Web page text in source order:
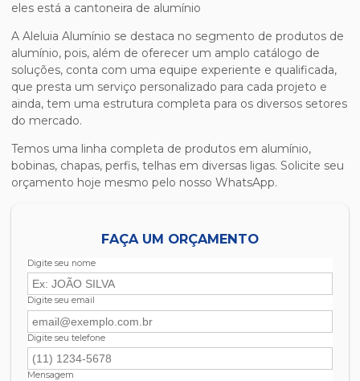
eles está a cantoneira de alumínio
A Aleluia Alumínio se destaca no segmento de produtos de
alumínio, pois, além de oferecer um amplo catálogo de
soluções, conta com uma equipe experiente e qualificada,
que presta um serviço personalizado para cada projeto e
ainda, tem uma estrutura completa para os diversos setores
do mercado.
Temos uma linha completa de produtos em alumínio,
bobinas, chapas, perfis, telhas em diversas ligas. Solicite seu
orçamento hoje mesmo pelo nosso WhatsApp.
FAÇA UM ORÇAMENTO
Digite seu nome
Digite seu email
Digite seu telefone
Mensagem